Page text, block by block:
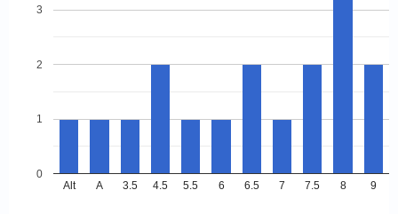
Alt A 3.5 4.5 5.5 6 6.5 7 7.5 8 9
0
1
2
3